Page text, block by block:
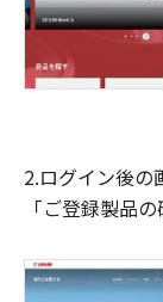
2.ログイン後の
「ご登録製品